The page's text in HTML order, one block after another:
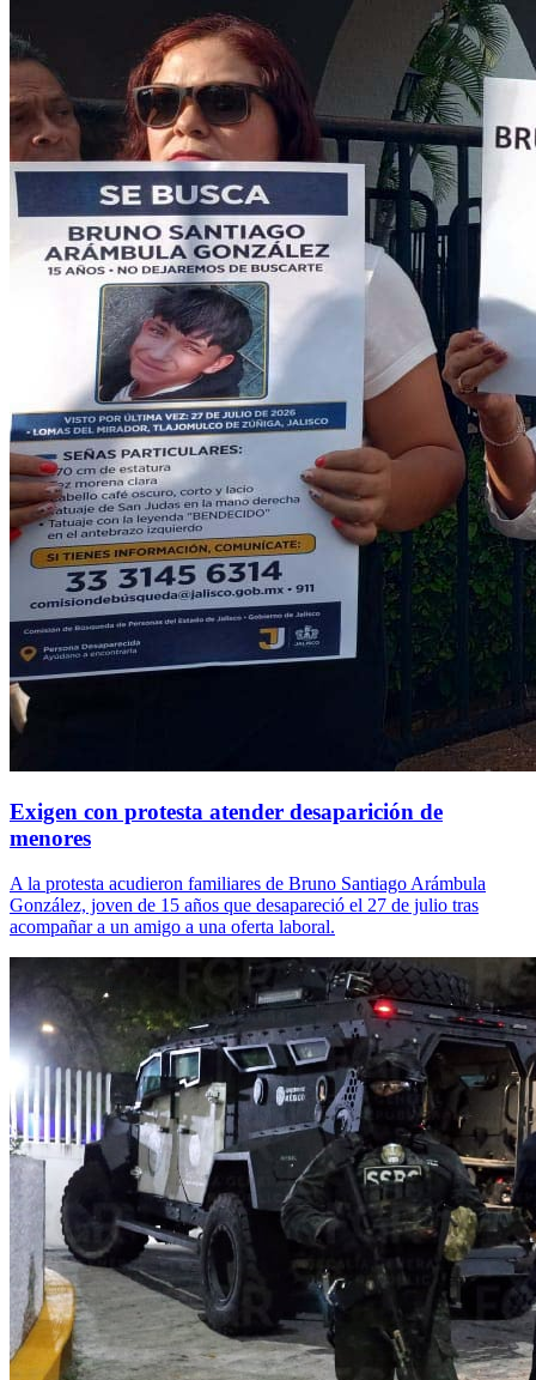
Exigen con protesta atender desaparición de
menores
A la protesta acudieron familiares de Bruno Santiago Arámbula
González, joven de 15 años que desapareció el 27 de julio tras
acompañar a un amigo a una oferta laboral.